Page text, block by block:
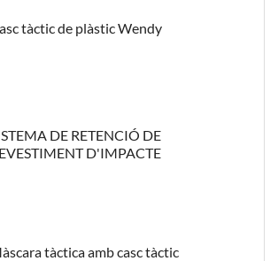
tàctic de plàstic Wendy
DE RETENCIÓ DE
D'IMPACTE
tàctica amb casc tàctic